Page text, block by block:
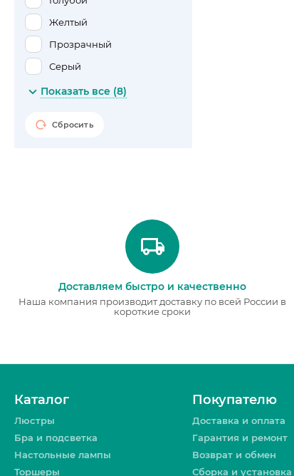
Желтый
Прозрачный
Серый
Черный
Показать все (8)
Сбросить
Доставляем быстро и качественно
Наша компания производит доставку по всей России в
короткие сроки
Каталог
Люстры
Бра и подсветка
Настольные лампы
Торшеры
Покупателю
Доставка и оплата
Гарантия и ремонт
Возврат и обмен
Сборка и установка